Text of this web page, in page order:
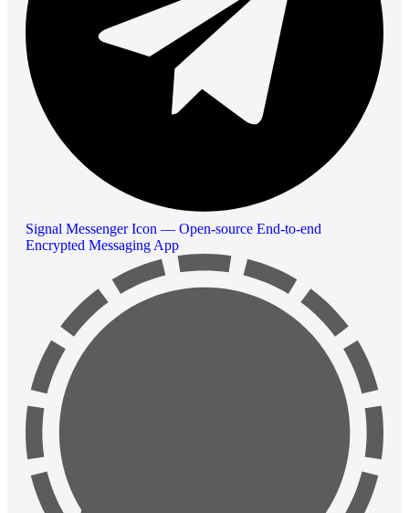
Signal Messenger Icon — Open-source End-to-end
Encrypted Messaging App